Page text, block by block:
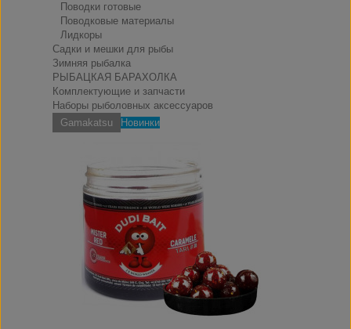
Поводки готовые
Поводковые материалы
Лидкоры
Садки и мешки для рыбы
Зимняя рыбалка
РЫБАЦКАЯ БАРАХОЛКА
Комплектующие и запчасти
Наборы рыболовных аксессуаров
Gamakatsu
Новинки